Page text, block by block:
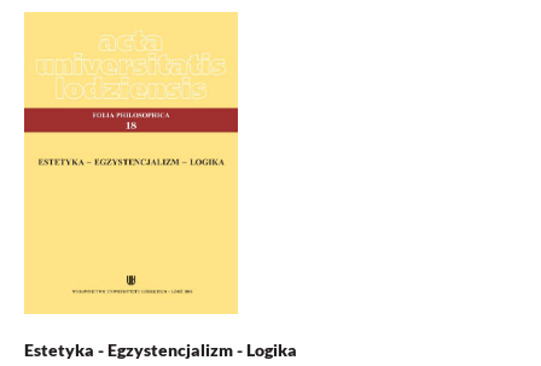
Estetyka - Egzystencjalizm - Logika